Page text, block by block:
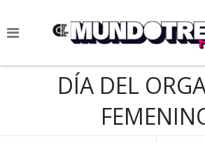
NOTICIAS
CIENCIA Y TECNOLOGÍA
DÍA DEL